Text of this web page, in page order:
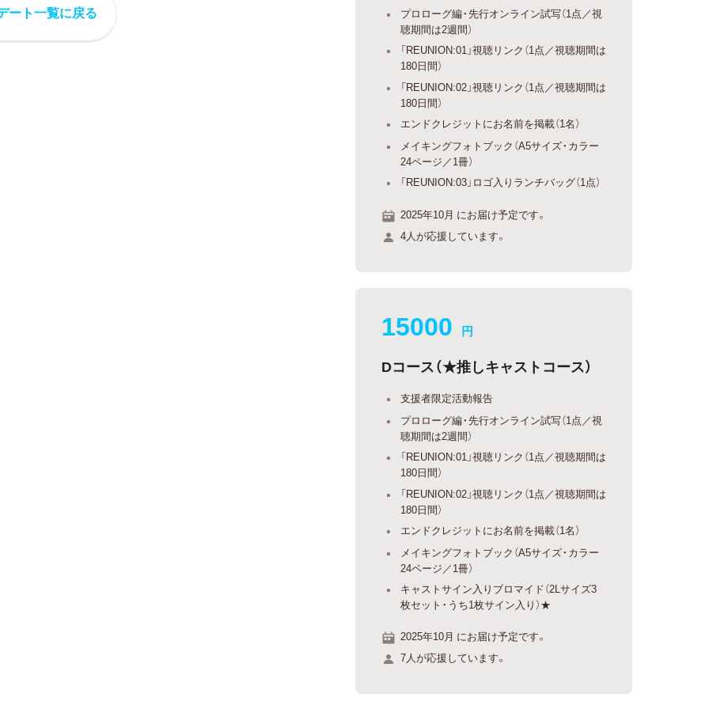
ート一覧に戻る
プロローグ編・先行オンライン試写（1点／視
聴期間は2週間）
「REUNION:01」視聴リンク（1点／視聴期間は
180日間）
「REUNION:02」視聴リンク（1点／視聴期間は
180日間）
エンドクレジットにお名前を掲載（1名）
メイキングフォトブック（A5サイズ・カラー
24ページ／1冊）
「REUNION:03」ロゴ入りランチバッグ（1点）
2025年10月 にお届け予定です。
4人が応援しています。
15000 円
Dコース（★推しキャストコース）
支援者限定活動報告
プロローグ編・先行オンライン試写（1点／視
聴期間は2週間）
「REUNION:01」視聴リンク（1点／視聴期間は
180日間）
「REUNION:02」視聴リンク（1点／視聴期間は
180日間）
エンドクレジットにお名前を掲載（1名）
メイキングフォトブック（A5サイズ・カラー
24ページ／1冊）
キャストサイン入りブロマイド（2Lサイズ3
枚セット・うち1枚サイン入り）★
2025年10月 にお届け予定です。
7人が応援しています。